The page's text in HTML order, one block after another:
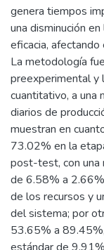
genera tiempos
una disminución
eficacia,
La metodología
preexperimental y
cuantitativo, a una
diarios de
muestran en
73.02% en la
post-test, con una
de 6.58% a
de los recursos y
del sistema; por
53.65% a